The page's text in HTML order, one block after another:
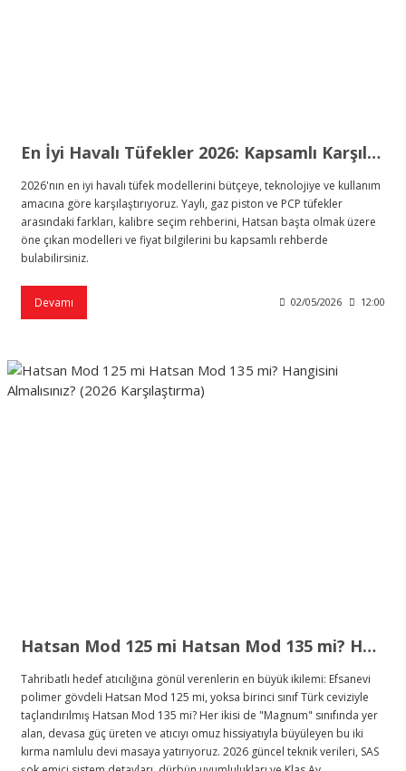
En İyi Havalı Tüfekler 2026: Kapsamlı Karşılaştırma ve Satın Alma Rehberi
2026'nın en iyi havalı tüfek modellerini bütçeye, teknolojiye ve kullanım
amacına göre karşılaştırıyoruz. Yaylı, gaz piston ve PCP tüfekler
arasındaki farkları, kalibre seçim rehberini, Hatsan başta olmak üzere
öne çıkan modelleri ve fiyat bilgilerini bu kapsamlı rehberde
bulabilirsiniz.
Devamı 02/05/2026 12:00
Hatsan Mod 125 mi Hatsan Mod 135 mi? Hangisini Almalısınız? (2026 Karşılaştırma)
Tahribatlı hedef atıcılığına gönül verenlerin en büyük ikilemi: Efsanevi
polimer gövdeli Hatsan Mod 125 mi, yoksa birinci sınıf Türk ceviziyle
taçlandırılmış Hatsan Mod 135 mi? Her ikisi de "Magnum" sınıfında yer
alan, devasa güç üreten ve atıcıyı omuz hissiyatıyla büyüleyen bu iki
kırma namlulu devi masaya yatırıyoruz. 2026 güncel teknik verileri, SAS